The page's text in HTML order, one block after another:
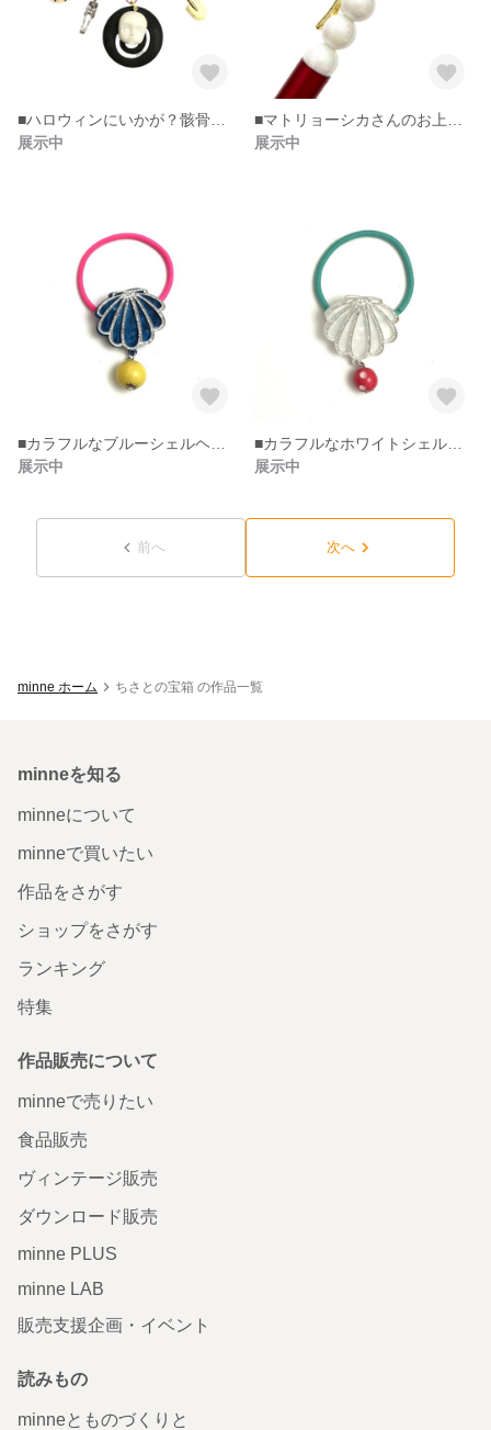
展示中
展示中
展示中
展示中
前へ 次へ
minne ホーム ちさとの宝箱 の作品一覧
minneを知る
minneについて
minneで買いたい
作品をさがす
ショップをさがす
ランキング
特集
作品販売について
minneで売りたい
食品販売
ヴィンテージ販売
ダウンロード販売
minne PLUS
minne LAB
販売支援企画・イベント
読みもの
minneとものづくりと